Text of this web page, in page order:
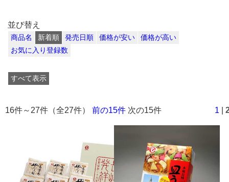
並び替え
商品名 新着順 発売日順 価格が安い
価格が高い
お気に入り登録数
すべて表示
16件～27件（全27件） 前の15件 次の15件 1